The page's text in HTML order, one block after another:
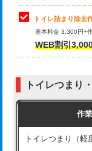
トイレ詰まり除去
基本料金 3,300円+
WEB割引
トイレつまり
作
トイレつまり（軽